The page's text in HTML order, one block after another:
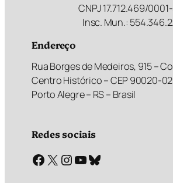
CNPJ 17.712.469/
Insc. Mun.:
Endereço
Rua Borges de Medeiros, 915 –
Centro Histórico – CEP 90020-
Porto Alegre – RS – Brasil
Redes sociais
Facebook X Instagram Youtube Bluesky